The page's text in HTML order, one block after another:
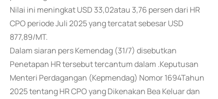
Nilai ini meningkat USD 33,02atau 3,76 persen dari HR
CPO periode Juli 2025 yang tercatat sebesar USD
877,89/MT.
Dalam siaran pers Kemendag (31/7) disebutkan
Penetapan HR tersebut tercantum dalam .Keputusan
Menteri Perdagangan (Kepmendag) Nomor 1694Tahun
2025 tentang HR CPO yang Dikenakan Bea Keluar dan